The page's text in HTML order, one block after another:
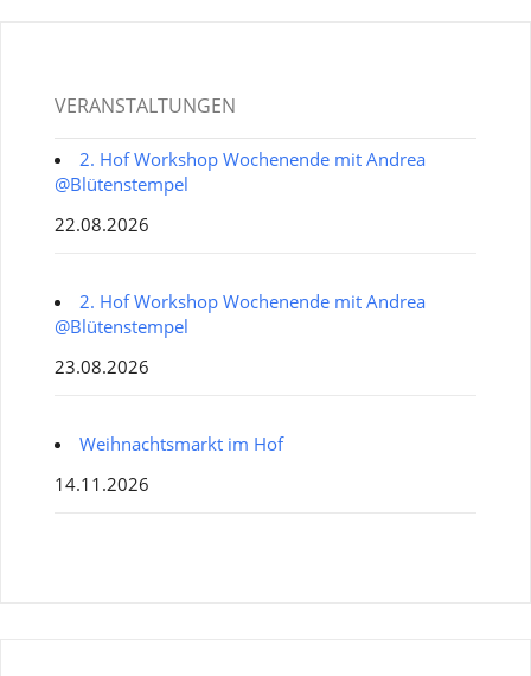
VERANSTALTUNGEN
2. Hof Workshop Wochenende mit Andrea
@Blütenstempel
22.08.2026
2. Hof Workshop Wochenende mit Andrea
@Blütenstempel
23.08.2026
Weihnachtsmarkt im Hof
14.11.2026